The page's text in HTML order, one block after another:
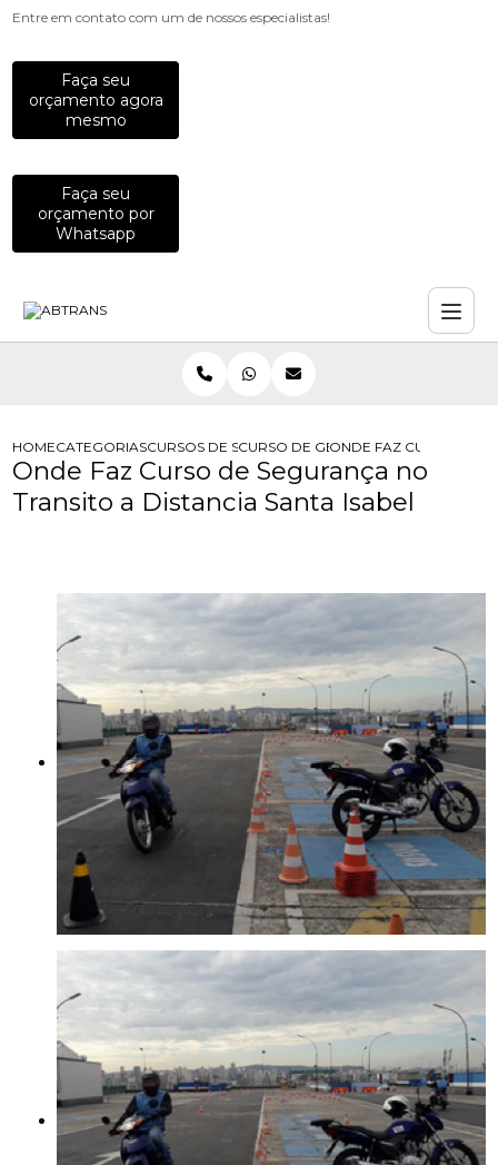
Entre em contato com um de nossos especialistas!
Faça seu
orçamento agora
mesmo
Faça seu
orçamento por
Whatsapp
HOMECATEGORIASCURSOS DE SEGURANCA NO TRANSITO
CURSO DE GESTAO DE SEGURANCA
ONDE FAZ CURSO DE
Onde Faz Curso de Segurança no
Transito a Distancia Santa Isabel